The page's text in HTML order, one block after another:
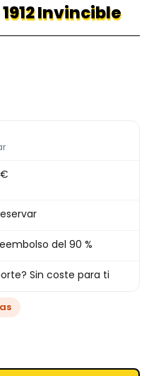
Invincible
del 90 %
Sin coste para ti